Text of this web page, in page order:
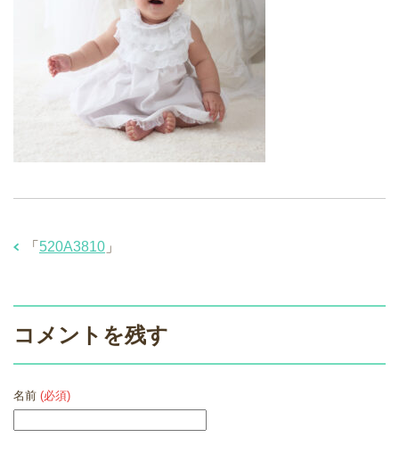
「 520A3810 」
コメントを残す
名前 (必須)